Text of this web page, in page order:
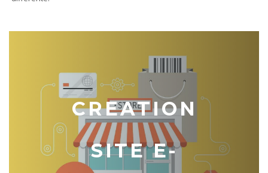
CREATION
SITE E-